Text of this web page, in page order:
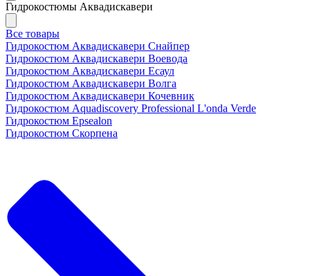
Гидрокостюмы Аквадискавери
Все товары
Гидрокостюм Аквадискавери Снайпер
Гидрокостюм Аквадискавери Воевода
Гидрокостюм Аквадискавери Есаул
Гидрокостюм Аквадискавери Волга
Гидрокостюм Аквадискавери Кочевник
Гидрокостюм Aquadiscovery Professional L'onda Verde
Гидрокостюм Epsealon
Гидрокостюм Скорпена